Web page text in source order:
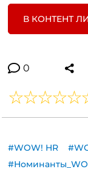
В КОНТЕНТ
0
#WOW! HR